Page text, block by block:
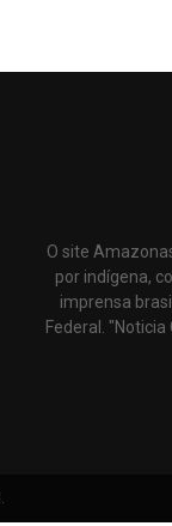
O site
por indígena,
imprensa
Federal.